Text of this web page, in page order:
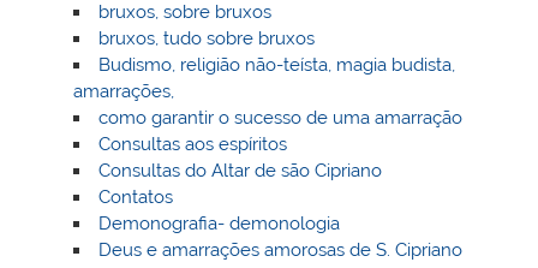
bruxos, sobre bruxos
bruxos, tudo sobre bruxos
Budismo, religião não-teísta, magia budista,
amarrações,
como garantir o sucesso de uma amarração
Consultas aos espíritos
Consultas do Altar de são Cipriano
Contatos
Demonografia- demonologia
Deus e amarrações amorosas de S. Cipriano